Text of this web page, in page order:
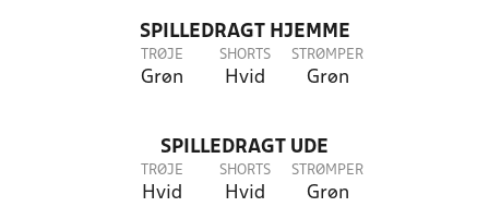
SPILLEDRAGT HJEMME
TRØJE
Grøn
SHORTS
Hvid
STRØMPER
Grøn
SPILLEDRAGT UDE
TRØJE
Hvid
SHORTS
Hvid
STRØMPER
Grøn